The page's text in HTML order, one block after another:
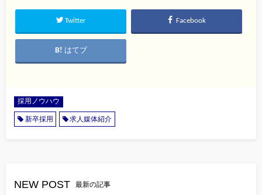
Twitter Facebook
はてブ
採用ノウハウ
新卒採用 求人媒体紹介
NEW POST 最新の記事